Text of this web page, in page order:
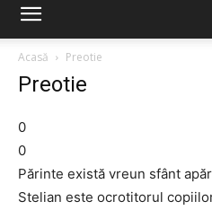
Acasă
Preotie
Preotie
0
0
Părinte există vreun sfânt
Stelian este ocrotitorul